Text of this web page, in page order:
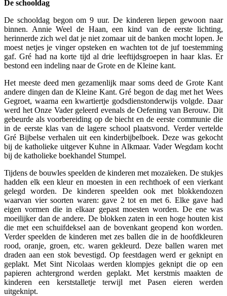
De schooldag
De schooldag begon om 9 uur. De kinderen liepen gewoon naar
binnen. Annie Weel de Haan, een kind van de eerste lichting,
herinnerde zich wel dat je niet zomaar uit de banken mocht lopen. Je
moest netjes je vinger opsteken en wachten tot de juf toestemming
gaf. Gré had na korte tijd al drie leeftijdsgroepen in haar klas. Er
bestond een indeling naar de Grote en de Kleine kant.
Het meeste deed men gezamenlijk maar soms deed de Grote Kant
andere dingen dan de Kleine Kant. Gré begon de dag met het Wees
Gegroet, waarna een kwartiertje godsdienstonderwijs volgde. Daar
werd het Onze Vader geleerd evenals de Oefening van Berouw. Dit
gebeurde als voorbereiding op de biecht en de eerste communie die
in de eerste klas van de lagere school plaatsvond. Verder vertelde
Gré Bijbelse verhalen uit een kinderbijbelboek. Deze was gekocht
bij de katholieke uitgever Kuhne in Alkmaar. Vader Wegdam kocht
bij de katholieke boekhandel Stumpel.
Tijdens de bouwles speelden de kinderen met mozaïeken. De stukjes
hadden elk een kleur en moesten in een rechthoek of een vierkant
gelegd worden. De kinderen speelden ook met blokkendozen
waarvan vier soorten waren: gave 2 tot en met 6. Elke gave had
eigen vormen die in elkaar gepast moesten worden. De ene was
moeilijker dan de andere. De blokken zaten in een hoge houten kist
die met een schuifdeksel aan de bovenkant geopend kon worden.
Verder speelden de kinderen met zes ballen die in de hoofdkleuren
rood, oranje, groen, etc. waren gekleurd. Deze ballen waren met
draden aan een stok bevestigd. Op feestdagen werd er geknipt en
geplakt. Met Sint Nicolaas werden klompjes geknipt die op een
papieren achtergrond werden geplakt. Met kerstmis maakten de
kinderen een kerststalletje terwijl met Pasen eieren werden
uitgeknipt.